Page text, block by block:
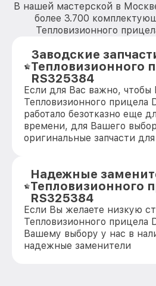
В нашей мастерской в
более 3.700
Тепловизионного
Заводские
Тепловизионного
RS325384
Если для Вас важно, чтобы
Тепловизионного прицела
работало безотказно еще
времени, для Вашего
оригинальные запчасти
Надежные
Тепловизионного
RS325384
Если Вы желаете низкую
Тепловизионного прицела
Вашему выбору у нас в
надежные заменители